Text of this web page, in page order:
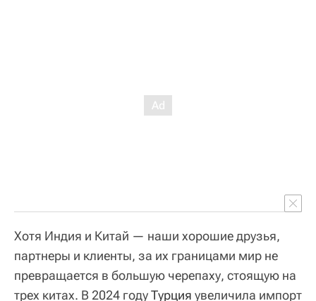
Хотя Индия и Китай — наши хорошие друзья,
партнеры и клиенты, за их границами мир не
превращается в большую черепаху, стоящую на
трех китах. В 2024 годуТурция увеличила импорт